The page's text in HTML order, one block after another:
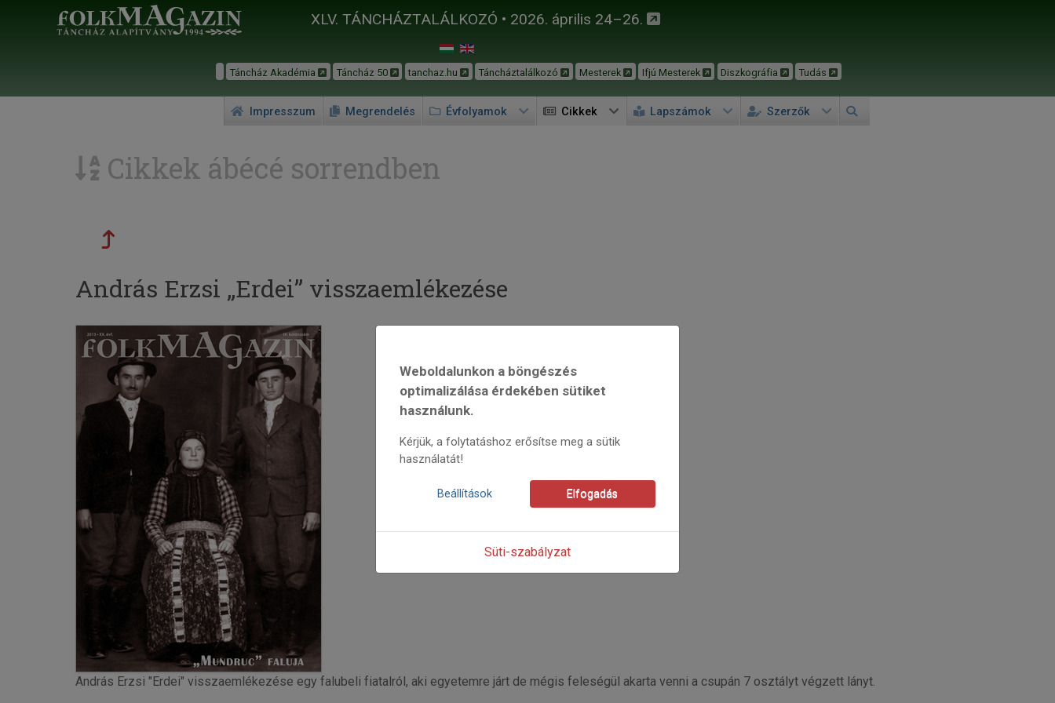
XLV. TÁNCHÁZTALÁLKOZÓ • 2026. április 24–26.
Táncház Akadémia Táncház 50 tanchaz.hu Táncháztalálkozó Mesterek Ifjú Mesterek Diszkográfia Tudás
Impresszum Megrendelés Évfolyamok Cikkek Lapszámok Szerzők
Cikkek ábécé sorrendben
András Erzsi „Erdei” visszaemlékezése
2013/x
Bíróné Marsi Andrea
Kezdőoldal: 23
András Erzsi "Erdei" visszaemlékezése egy falubeli fiatalról, aki egyetemre járt de mégis feleségül akarta venni a csupán 7 osztályt végzett lányt.
Weboldalunkon a böngészés
optimalizálása érdekében sütiket
használunk.
Kérjük, a folytatáshoz erősítse meg a sütik
használatát!
Beállítások Elfogadás
Süti-szabályzat